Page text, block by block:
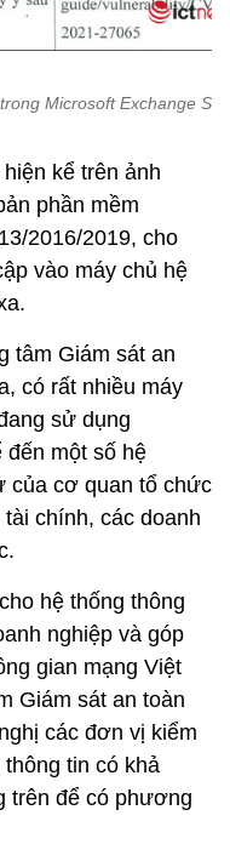
Microsoft Exchange
kể trên ảnh
phần mềm
2016/2019, cho
vào máy chủ hệ
tâm Giám sát an
có rất nhiều máy
sử dụng
đến một số hệ
của cơ quan tổ chức
chính, các doanh
hệ thống thông
nghiệp và góp
gian mạng Việt
Giám sát an toàn
các đơn vị kiểm
tin có khả
trên để có phương